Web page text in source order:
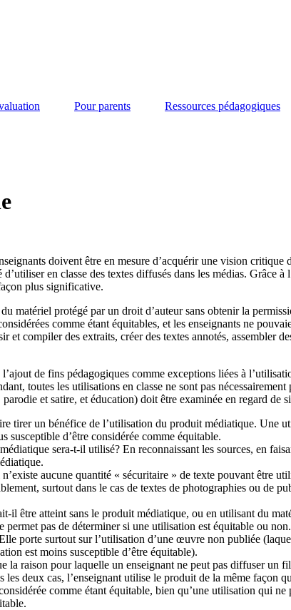
Pour parents Ressources pédagogiques
doivent être en mesure d’acquérir une vision critique
en classe des textes diffusés dans les médias. Grâce
plus significative.
matériel protégé par un droit d’auteur sans obtenir la
comme étant équitables, et les enseignants ne
et compiler des extraits, créer des textes annotés, assembler
de fins pédagogiques comme exceptions liées à
toutes les utilisations en classe ne sont pas
et satire, et éducation) doit être examinée en regard de
tirer un bénéfice de l’utilisation du produit médiatique. Une
d’être considérée comme équitable.
sera-t-il utilisé? En reconnaissant les sources, en
aucune quantité « sécuritaire » de texte pouvant être
surtout dans le cas de textes de photographies ou de
être atteint sans le produit médiatique, ou en utilisant du
pas de déterminer si une utilisation est équitable ou
porte surtout sur l’utilisation d’une œuvre non publiée
est moins susceptible d’être équitable).
la raison pour laquelle un enseignant ne peut pas diffuser un
deux cas, l’enseignant utilise le produit de la même façon
comme étant équitable, bien qu’une utilisation qui